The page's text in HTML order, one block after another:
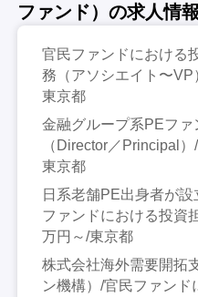
ファンド）の求人情報
官民ファンドにおける
務（アソシエイト〜
東京都
金融グループ系PEファ
（Director／Principal
東京都
日系老舗PE出身者が
ファンドにおける投資
万円～/東京都
株式会社海外需要開拓
ン機構）/官民ファンド